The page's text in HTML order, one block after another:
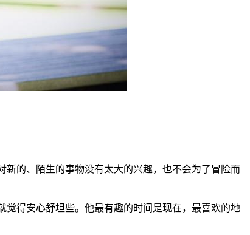
新的、陌生的事物没有太大的兴趣，也不会为了冒险而
觉得安心舒坦些。他最有趣的时间是现在，最喜欢的地